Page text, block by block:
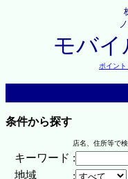
モバイ
ポイント
条件から探す
店名、住所等で検
キーワード :
地域
: